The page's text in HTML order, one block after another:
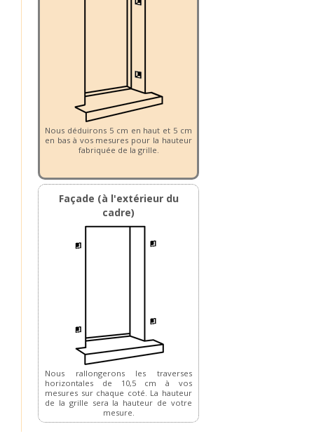
Nous déduirons 5 cm en haut et 5 cm
en bas à vos mesures pour la hauteur
fabriquée de la grille.
Façade (à l'extérieur du
cadre)
Nous rallongerons les traverses
horizontales de 10,5 cm à vos
mesures sur chaque coté. La hauteur
de la grille sera la hauteur de votre
mesure.